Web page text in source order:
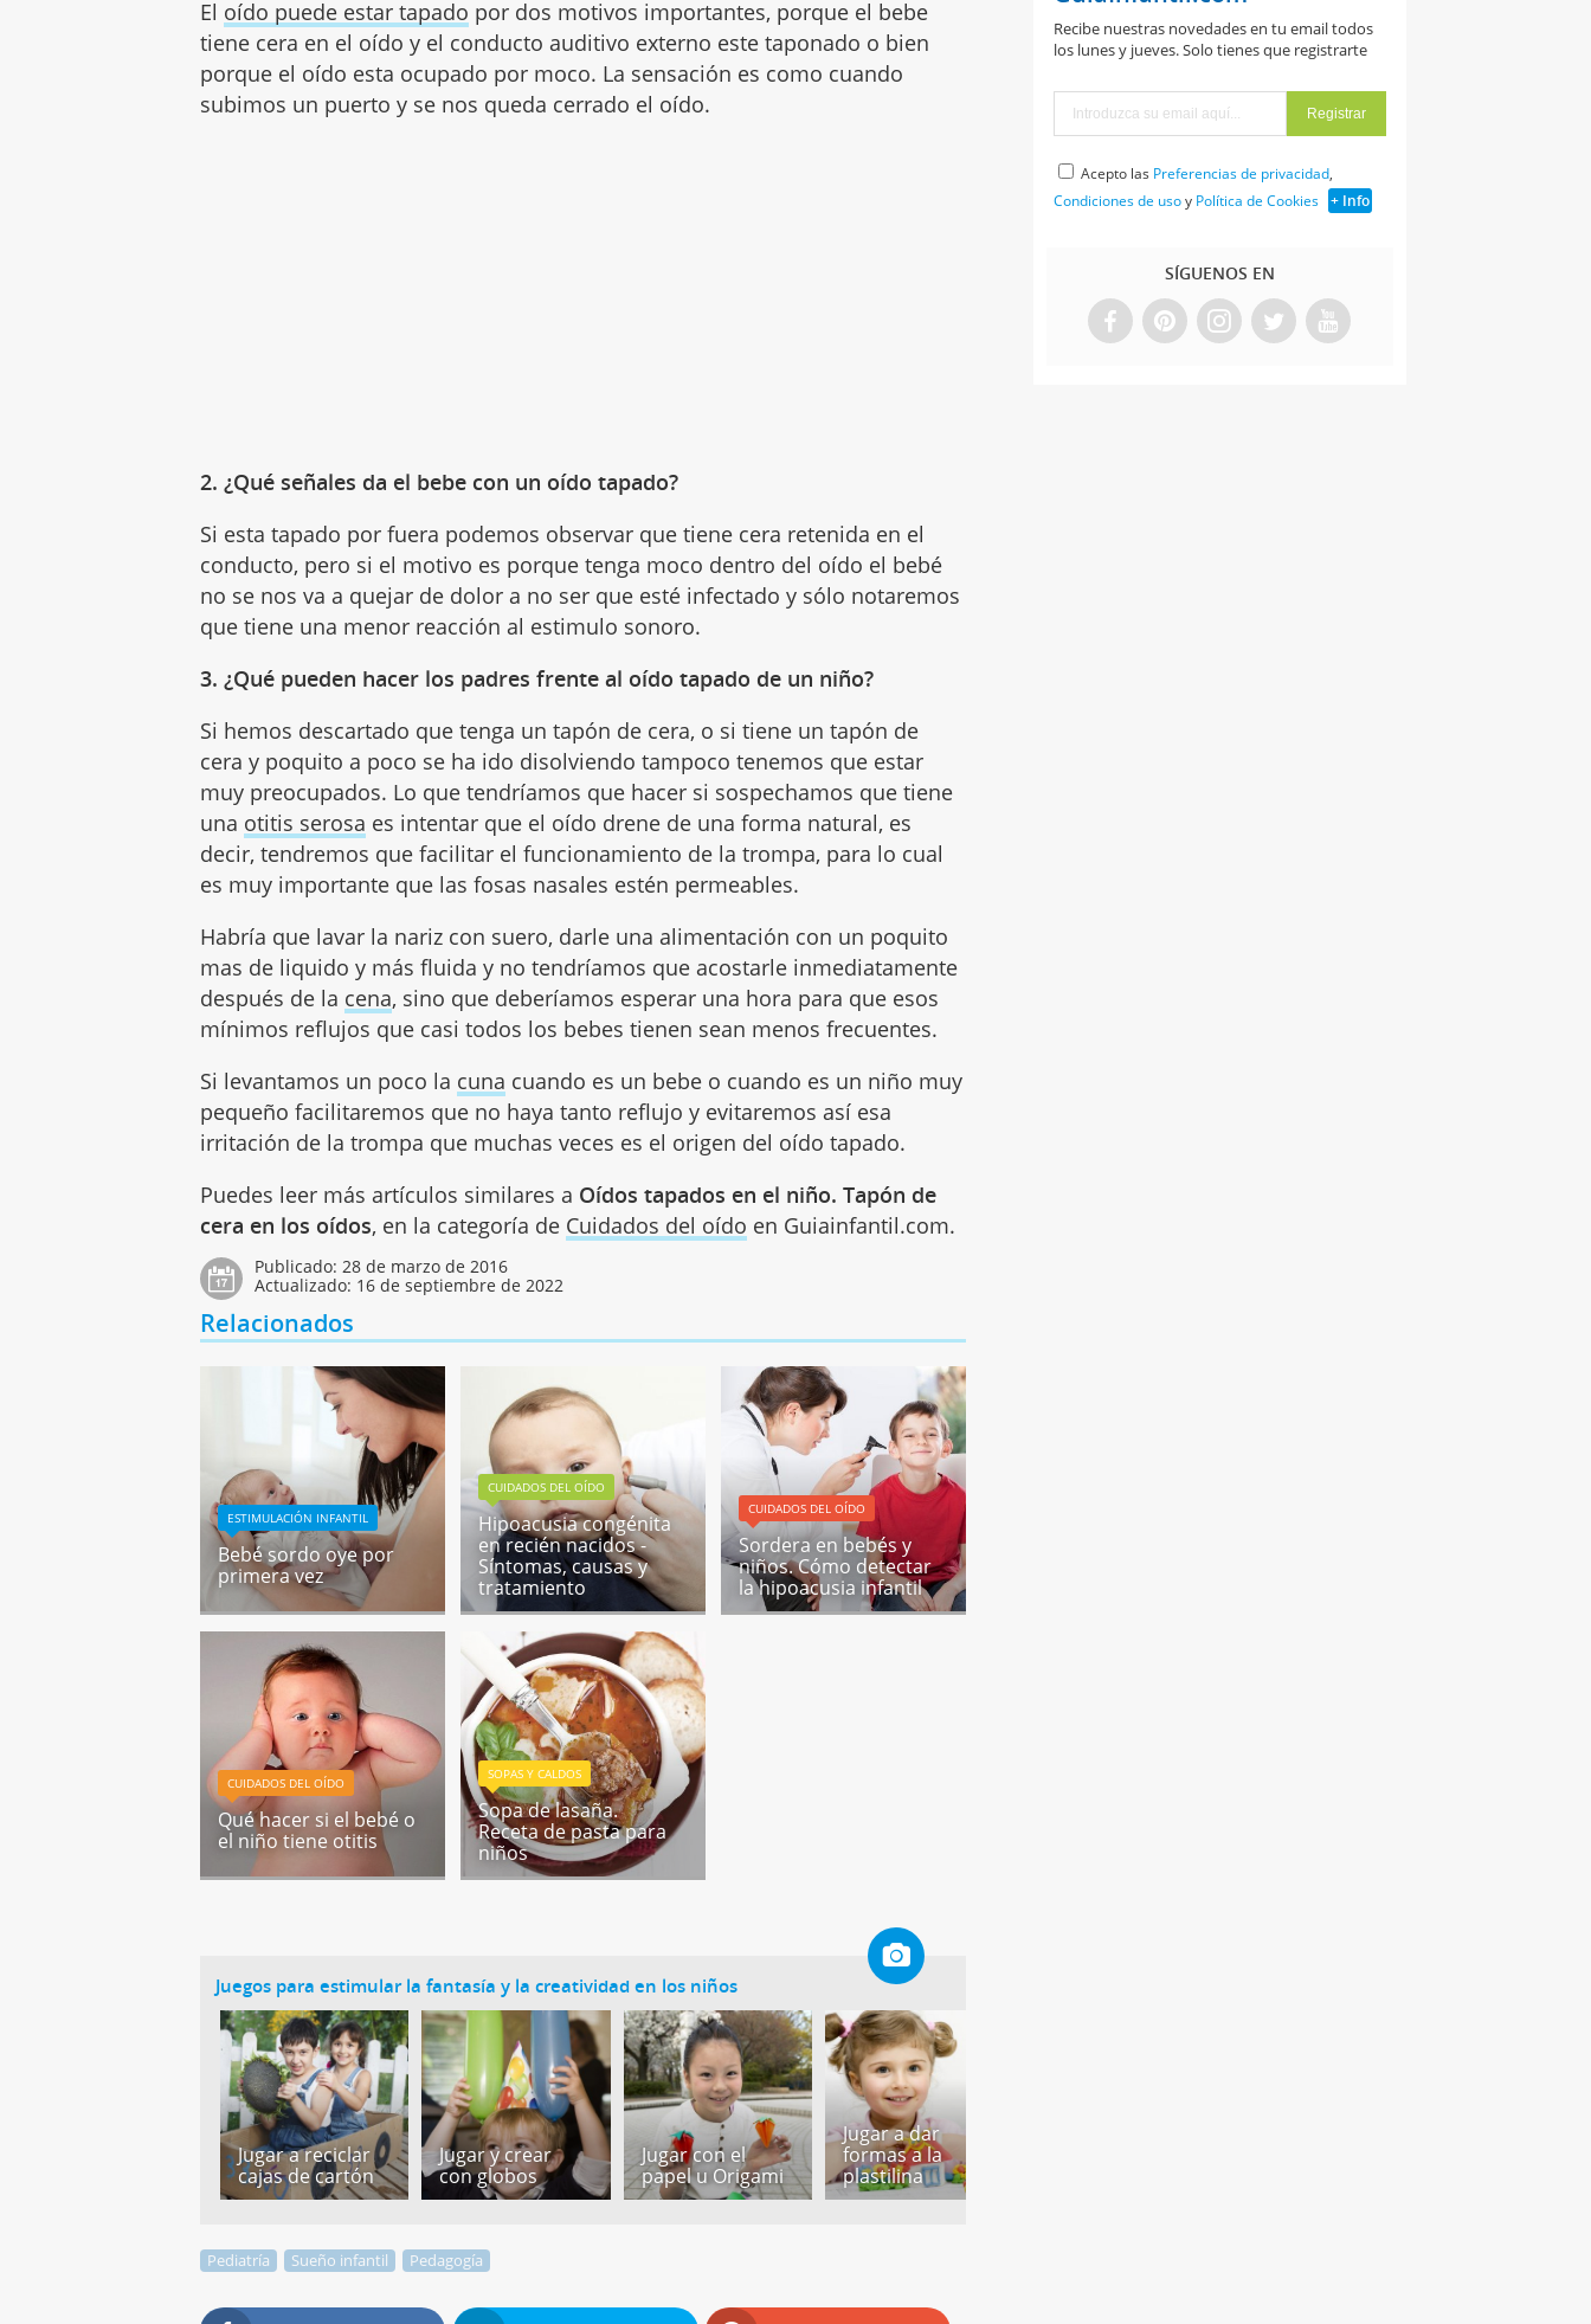
El oído puede estar tapado por dos motivos importantes, porque el bebe
tiene cera en el oído y el conducto auditivo externo este taponado o bien
porque el oído esta ocupado por moco. La sensación es como cuando
subimos un puerto y se nos queda cerrado el oído.
2. ¿Qué señales da el bebe con un oído tapado?
Si esta tapado por fuera podemos observar que tiene cera retenida en el
conducto, pero si el motivo es porque tenga moco dentro del oído el bebé
no se nos va a quejar de dolor a no ser que esté infectado y sólo notaremos
que tiene una menor reacción al estimulo sonoro.
3. ¿Qué pueden hacer los padres frente al oído tapado de un niño?
Si hemos descartado que tenga un tapón de cera, o si tiene un tapón de
cera y poquito a poco se ha ido disolviendo tampoco tenemos que estar
muy preocupados. Lo que tendríamos que hacer si sospechamos que tiene
una otitis serosa es intentar que el oído drene de una forma natural, es
decir, tendremos que facilitar el funcionamiento de la trompa, para lo cual
es muy importante que las fosas nasales estén permeables.
Habría que lavar la nariz con suero, darle una alimentación con un poquito
mas de liquido y más fluida y no tendríamos que acostarle inmediatamente
después de la cena, sino que deberíamos esperar una hora para que esos
mínimos reflujos que casi todos los bebes tienen sean menos frecuentes.
Si levantamos un poco la cuna cuando es un bebe o cuando es un niño muy
pequeño facilitaremos que no haya tanto reflujo y evitaremos así esa
irritación de la trompa que muchas veces es el origen del oído tapado.
Puedes leer más artículos similares a Oídos tapados en el niño. Tapón de
cera en los oídos, en la categoría de Cuidados del oído en Guiainfantil.com.
Publicado:28 de marzo de 2016
Actualizado: 16 de septiembre de 2022
Relacionados
ESTIMULACIÓN INFANTIL
Bebé sordo oye por
primera vez
CUIDADOS DEL OÍDO
Hipoacusia congénita
en recién nacidos -
Síntomas, causas y
tratamiento
CUIDADOS DEL OÍDO
Sordera en bebés y
niños. Cómo detectar
la hipoacusia infantil
CUIDADOS DEL OÍDO
Qué hacer si el bebé o
el niño tiene otitis
SOPAS Y CALDOS
Sopa de lasaña.
Receta de pasta para
niños
Juegos para estimular la fantasía y la creatividad en los niños
Jugar a reciclar
cajas de cartón
Jugar y crear
con globos
Jugar con el
papel u Origami
Jugar a dar
formas a la
plastilina
Pediatría Sueño infantil Pedagogía
Recibe nuestras novedades en tu email todos
los lunes y jueves. Solo tienes que registrarte
Acepto las Preferencias de privacidad,
Condiciones de usoy Política de Cookies + Info
SÍGUENOS EN